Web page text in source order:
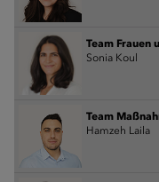
Team Frauen
Sonia Koul
Team
Hamzeh Laila